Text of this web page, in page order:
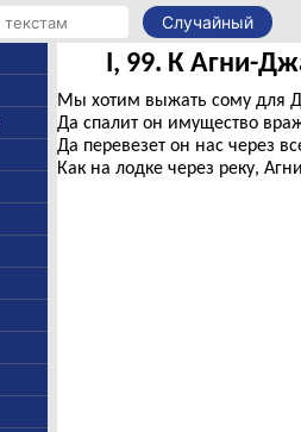
Случайный
I, 99. К Агни-
Мы хотим выжать сому для
Да спалит он имущество
Да перевезет он нас через
Как на лодке через реку,